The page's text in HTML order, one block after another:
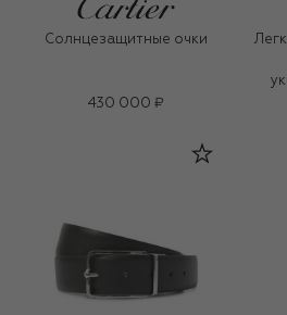
Солнцезащитные очки
430 000 ₽